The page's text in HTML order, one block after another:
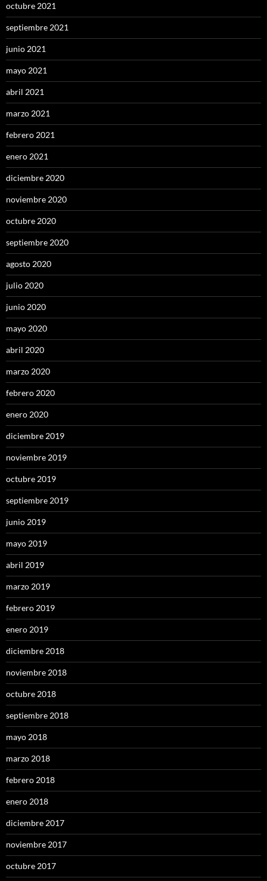
octubre 2021
septiembre 2021
junio 2021
mayo 2021
abril 2021
marzo 2021
febrero 2021
enero 2021
diciembre 2020
noviembre 2020
octubre 2020
septiembre 2020
agosto 2020
julio 2020
junio 2020
mayo 2020
abril 2020
marzo 2020
febrero 2020
enero 2020
diciembre 2019
noviembre 2019
octubre 2019
septiembre 2019
junio 2019
mayo 2019
abril 2019
marzo 2019
febrero 2019
enero 2019
diciembre 2018
noviembre 2018
octubre 2018
septiembre 2018
mayo 2018
marzo 2018
febrero 2018
enero 2018
diciembre 2017
noviembre 2017
octubre 2017